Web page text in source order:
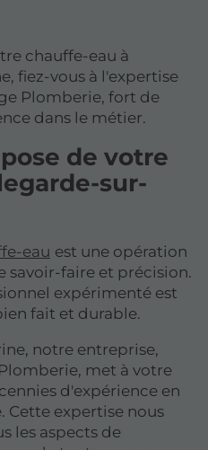
chauffe-eau à
fiez-vous à l'expertise
Plomberie, fort de
dans le métier.
de votre
sur-
eau est une opération
faire et précision.
expérimenté est
fait et durable.
notre entreprise,
met à votre
d'expérience en
Cette expertise nous
les aspects de